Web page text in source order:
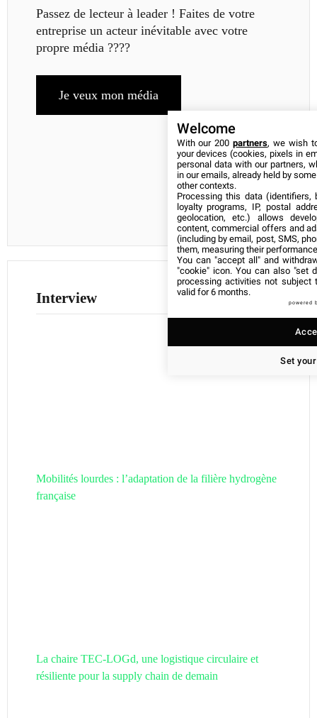
Passez de lecteur à leader ! Faites de votre
entreprise un acteur inévitable avec votre
propre média ????
Je veux mon média
Interview
Mobilités lourdes : l’adaptation de la filière hydrogène
française
La chaire TEC-LOGd, une logistique circulaire et
résiliente pour la supply chain de demain
Welcome
With our 200partners, we wish
your devices (cookies, pixels in
personal data with our partners,
in our emails, already held by
other contexts.
Processing this data (identifiers,
loyalty programs, IP, postal
geolocation, etc.) allows
content, commercial offers and
(including by email, post, SMS,
them, measuring their
You can "accept all" and
"cookie" icon. You can also "set
processing activities not subject
valid for 6 months.
powered
Set